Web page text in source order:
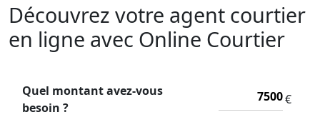
Découvrez votre agent courtier
en ligne avec Online Courtier
Quel montant avez-vous
besoin ?
€